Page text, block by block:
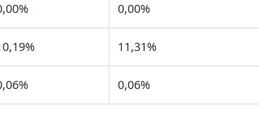
0,00%
11,31%
0,06%